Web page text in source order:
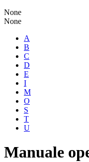
None
None
A
B
C
D
E
I
M
O
S
T
U
Manuale